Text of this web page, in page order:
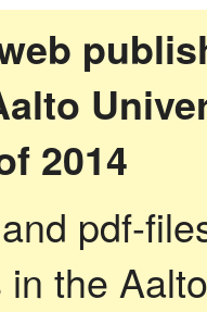
2014
pdf-
the